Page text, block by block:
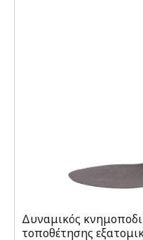
Δυναμικός
τοποθέτησης